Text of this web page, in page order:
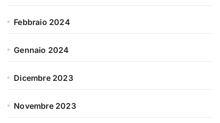
Febbraio 2024
Gennaio 2024
Dicembre 2023
Novembre 2023